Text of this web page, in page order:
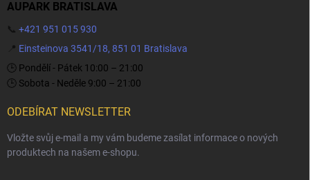
AUPARK BRATISLAVA
📞 +421 951 015 930
📍 Einsteinova 3541/18, 851 01 Bratislava
🕒 Pondělí - Pátek 10:00 – 21:00
🕒 Sobota - Neděle 9:00 – 21:00
ODEBÍRAT NEWSLETTER
Vložte svůj e-mail a my vám budeme zasílat informace o nových
produktech na našem e-shopu.